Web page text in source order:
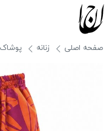
صفحه اصلی زنانه پوشاک